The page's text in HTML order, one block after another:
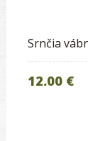
Srnčia
12.00 €